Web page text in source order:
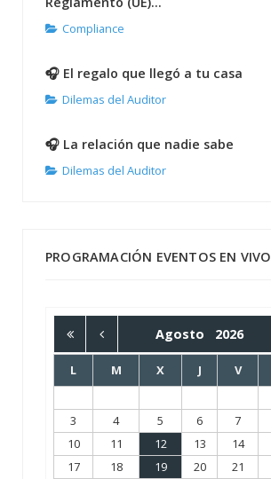
Compliance
🎧 El regalo que llegó a tu casa
Dilemas del Auditor
🎧 La relación que nadie sabe
Dilemas del Auditor
PROGRAMACIÓN EVENTOS EN VIVO
Agosto 2026
L M X J V
3
4 5 6 7
10
11 12 13 14
17
18 19 20 21